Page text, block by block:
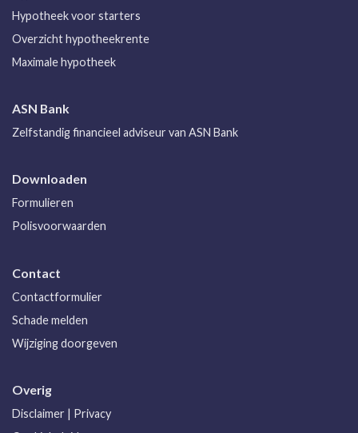
Hypotheek voor starters
Overzicht hypotheekrente
Maximale hypotheek
ASN Bank
Zelfstandig financieel adviseur van ASN Bank
Downloaden
Formulieren
Polisvoorwaarden
Contact
Contactformulier
Schade melden
Wijziging doorgeven
Overig
Disclaimer | Privacy